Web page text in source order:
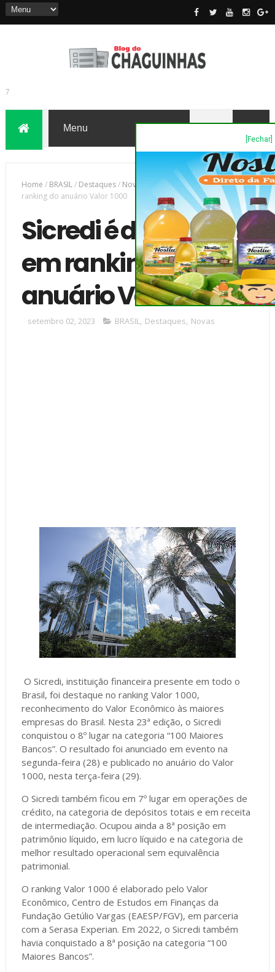
7
Home / BRASIL/ Destaques/ Novas
Sicredi é destaque em
ranking do anuário Valor 1000
Sicredi é destaque
em ranking do
anuário Valor 1000
setembro 02, 2023 BRASIL, Destaques, Novas
O Sicredi, instituição financeira presente em todo o
Brasil, foi destaque no ranking Valor 1000,
reconhecimento do Valor Econômico às maiores
empresas do Brasil. Nesta 23ª edição, o Sicredi
conquistou o 8º lugar na categoria “100 Maiores
Bancos”. O resultado foi anunciado em evento na
segunda-feira (28) e publicado no anuário do Valor
1000, nesta terça-feira (29).
O Sicredi também ficou em 7º lugar em operações de
crédito, na categoria de depósitos totais e em receita
de intermediação. Ocupou ainda a 8ª posição em
patrimônio líquido, em lucro líquido e na categoria de
melhor resultado operacional sem equivalência
patrimonial.
O ranking Valor 1000 é elaborado pelo Valor
Econômico, Centro de Estudos em Finanças da
Fundação Getúlio Vargas (EAESP/FGV), em parceria
com a Serasa Experian. Em 2022, o Sicredi também
havia conquistado a 8ª posição na categoria “100
Maiores Bancos”.